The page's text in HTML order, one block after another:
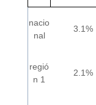
nacio
nal
3.1%
regió
n 1
2.1%